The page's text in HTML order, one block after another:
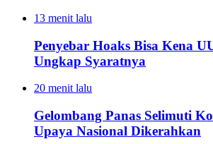
13 menit lalu
Penyebar Hoaks Bisa Kena
Ungkap Syaratnya
20 menit lalu
Gelombang Panas Selimuti
Upaya Nasional Dikerahkan